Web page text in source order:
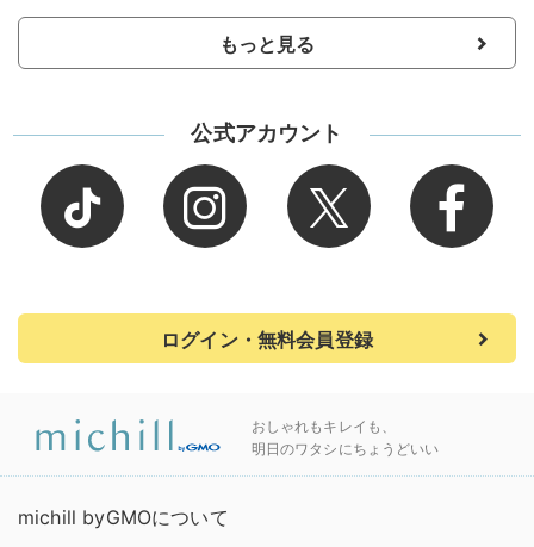
もっと見る
公式アカウント
ログイン・無料会員登録
おしゃれもキレイも、
明日のワタシにちょうどいい
michill byGMOについて